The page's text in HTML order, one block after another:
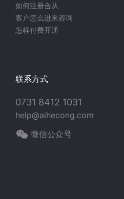
如何注册合从
客户怎么进来咨询
怎样付费开通
联系方式
0731 8412 1031
help@aihecong.com
微信公众号